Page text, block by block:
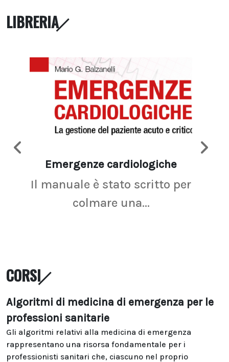
LIBRERIA
Emergenze cardiologiche
Il manuale è stato scritto per
colmare una...
CORSI
Algoritmi di medicina di emergenza per le
professioni sanitarie
Gli algoritmi relativi alla medicina di emergenza
rappresentano una risorsa fondamentale per i
professionisti sanitari che, ciascuno nel proprio